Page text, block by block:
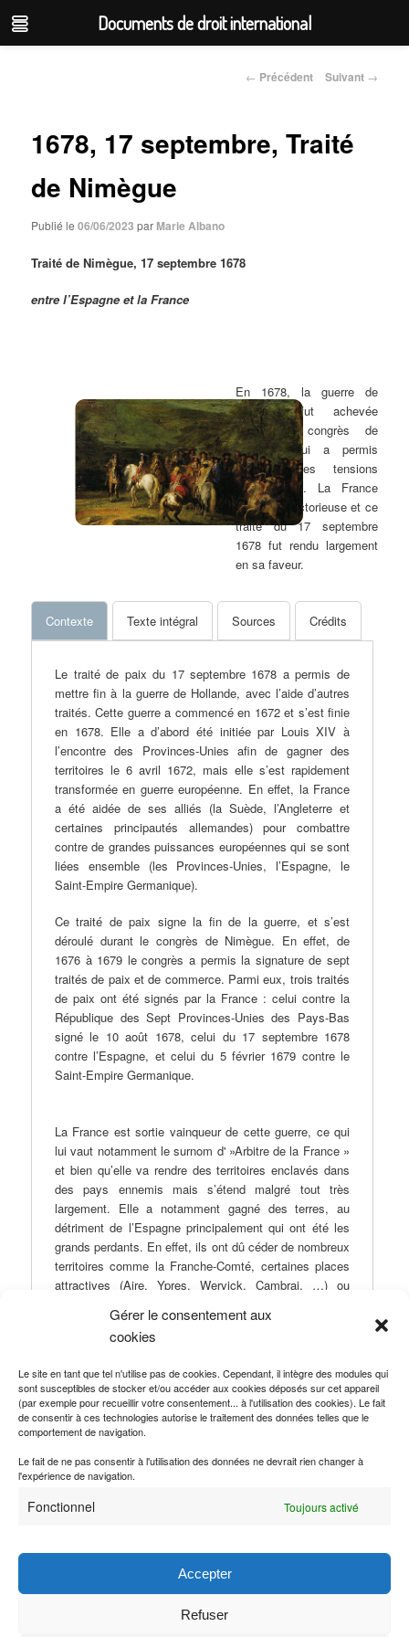
Gérer le consentement aux
cookies
Le site en tant que tel n'utilise pas de cookies. Cependant, il intègre des modules qui
sont susceptibles de stocker et/ou accéder aux cookies déposés sur cet appareil
(par exemple pour recueillir votre consentement... à l'utilisation des cookies). Le fait
de consentir à ces technologies autorise le traitement des données telles que le
comportement de navigation.
Le fait de ne pas consentir à l'utilisation des données ne devrait rien changer à
l'expérience de navigation.
Fonctionnel Toujours activé
Accepter
Refuser
Navigation
← Précédent Suivant →
1678, 17 septembre, Traité
de Nimègue
Publié le06/06/2023 par Marie Albano
Traité de Nimègue, 17 septembre 1678
entre l’Espagne et la France
En 1678, la guerre de
Hollande fut achevée
grâce au congrès de
Nimègue qui a permis
d’apaiser les tensions
européennes. La France
est sortie victorieuse et ce
traité du 17 septembre
1678 fut rendu largement
en sa faveur.
Contexte Texte intégral Sources Crédits
Le traité de paix du 17 septembre 1678 a permis de
mettre fin à la guerre de Hollande, avec l’aide d’autres
traités. Cette guerre a commencé en 1672 et s’est finie
en 1678. Elle a d’abord été initiée par Louis XIV à
l’encontre des Provinces-Unies afin de gagner des
territoires le 6 avril 1672, mais elle s’est rapidement
transformée en guerre européenne. En effet, la France
a été aidée de ses alliés (la Suède, l’Angleterre et
certaines principautés allemandes) pour combattre
contre de grandes puissances européennes qui se sont
liées ensemble (les Provinces-Unies, l’Espagne, le
Saint-Empire Germanique).
Ce traité de paix signe la fin de la guerre, et s’est
déroulé durant le congrès de Nimègue. En effet, de
1676 à 1679 le congrès a permis la signature de sept
traités de paix et de commerce. Parmi eux, trois traités
de paix ont été signés par la France : celui contre la
République des Sept Provinces-Unies des Pays-Bas
signé le 10 août 1678, celui du 17 septembre 1678
contre l’Espagne, et celui du 5 février 1679 contre le
Saint-Empire Germanique.
La France est sortie vainqueur de cette guerre, ce qui
lui vaut notamment le surnom d' »Arbitre de la France »
et bien qu’elle va rendre des territoires enclavés dans
des pays ennemis mais s’étend malgré tout très
largement. Elle a notamment gagné des terres, au
détriment de l’Espagne principalement qui ont été les
grands perdants. En effet, ils ont dû céder de nombreux
territoires comme la Franche-Comté, certaines places
attractives (Aire, Ypres, Wervick, Cambrai, …) ou
Ce contenu a été publié dansTraité de paixparMarie Albano, et
marqué avec1648-1785 : Traités de la période monarchique,
Espagne,France. Mettez-le en favori avec sonpermalien.
Marie Albano est étudiante en L1 de droit à la
2024. Elle envisage de poursuivre ses études en
droit international et plus particulièrement en droit
de l'environnement ou droit humanitaire.
Documents de droit international